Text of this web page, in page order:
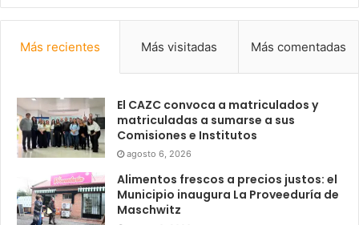
Más recientes Más visitadas Más comentadas
El CAZC convoca a matriculados y
matriculadas a sumarse a sus
Comisiones e Institutos
agosto 6, 2026
Alimentos frescos a precios justos: el
Municipio inaugura La Proveeduría de
Maschwitz